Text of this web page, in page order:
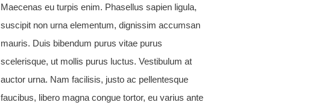
Maecenas eu turpis enim. Phasellus sapien ligula,
suscipit non urna elementum, dignissim accumsan
mauris. Duis bibendum purus vitae purus
scelerisque, ut mollis purus luctus. Vestibulum at
auctor urna. Nam facilisis, justo ac pellentesque
faucibus, libero magna congue tortor, eu varius ante